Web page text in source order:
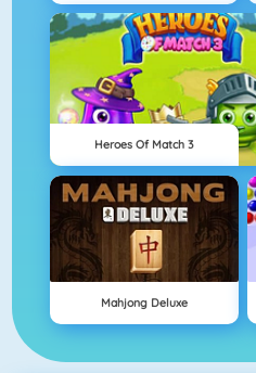
Heroes Of Match 3
Mahjong Deluxe